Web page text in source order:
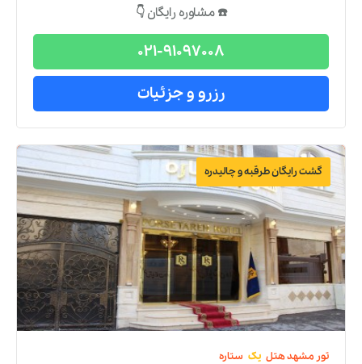
☎️ مشاوره رایگان 👇
021-91097008
رزرو و جزئیات
گشت رایگان طرقبه و چالیدره
تور مشهدهتل یک ستاره